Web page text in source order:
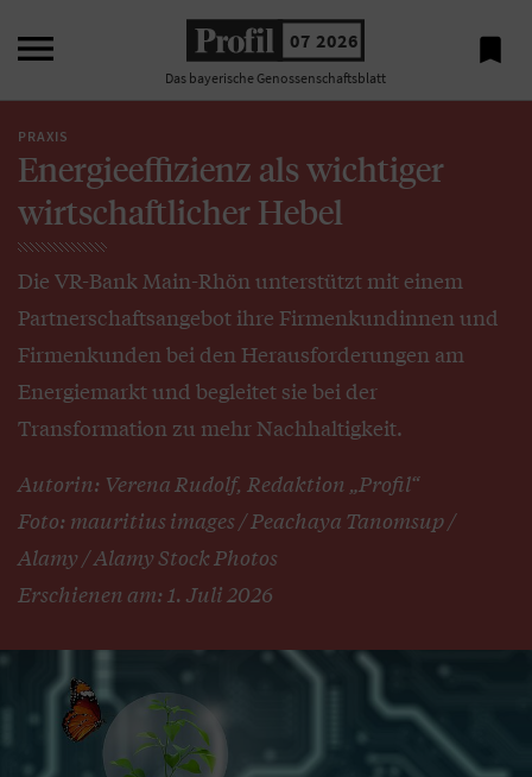
 07 2026
Das bayerische Genossenschaftsblatt

PRAXIS
Energieeffizienz als wichtiger
wirtschaftlicher Hebel
Die VR-Bank Main-Rhön unterstützt mit einem
Partnerschaftsangebot ihre Firmenkundinnen und
Firmenkunden bei den Herausforderungen am
Energiemarkt und begleitet sie bei der
Transformation zu mehr Nachhaltigkeit.
Autorin: Verena Rudolf, Redaktion „Profil“
Foto: mauritius images / Peachaya Tanomsup /
Alamy / Alamy Stock Photos
Erschienen am: 1. Juli 2026